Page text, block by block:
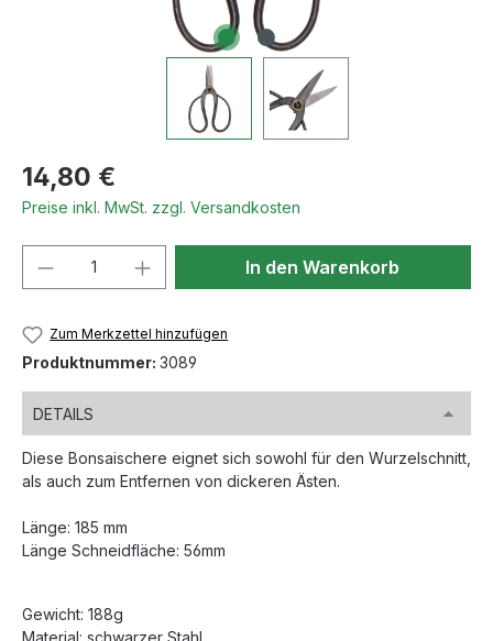
Regulärer Preis:
14,80 €
Preise inkl. MwSt. zzgl. Versandkosten
Produkt Anzahl: Gib denIn den Warenkorb
Zum Merkzettel hinzufügen
Produktnummer: 3089
DETAILS
Diese Bonsaischere eignet sich sowohl für den Wurzelschnitt,
als auch zum Entfernen von dickeren Ästen.
Länge: 185 mm
Länge Schneidfläche: 56mm
Gewicht: 188g